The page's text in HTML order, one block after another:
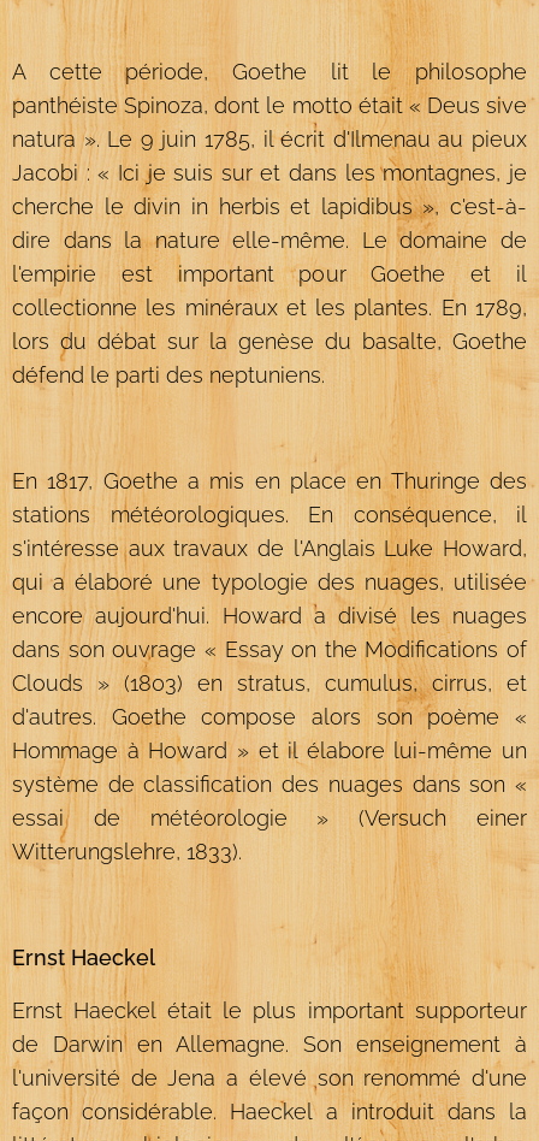
A cette période, Goethe lit le philosophe
panthéiste Spinoza, dont le motto était « Deus sive
natura ». Le 9 juin 1785, il écrit d'Ilmenau au pieux
Jacobi : « Ici je suis sur et dans les montagnes, je
cherche le divin in herbis et lapidibus », c'est-à-
dire dans la nature elle-même. Le domaine de
l'empirie est important pour Goethe et il
collectionne les minéraux et les plantes. En 1789,
lors du débat sur la genèse du basalte, Goethe
défend le parti des neptuniens.
En 1817, Goethe a mis en place en Thuringe des
stations météorologiques. En conséquence, il
s'intéresse aux travaux de l'Anglais Luke Howard,
qui a élaboré une typologie des nuages, utilisée
encore aujourd'hui. Howard a divisé les nuages
dans son ouvrage « Essay on the Modifications of
Clouds » (1803) en stratus, cumulus, cirrus, et
d'autres. Goethe compose alors son poème «
Hommage à Howard » et il élabore lui-même un
système de classification des nuages dans son «
essai de météorologie » (Versuch einer
Witterungslehre, 1833).
Ernst Haeckel
Ernst Haeckel était le plus important supporteur
de Darwin en Allemagne. Son enseignement à
l'université de Jena a élevé son renommé d'une
façon considérable. Haeckel a introduit dans la